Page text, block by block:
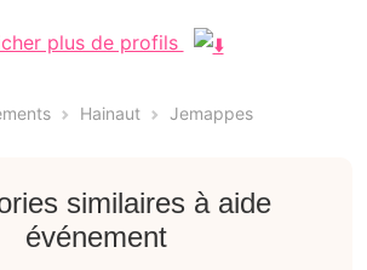
plus de profils
Hainaut Jemappes
similaires à aide
événement